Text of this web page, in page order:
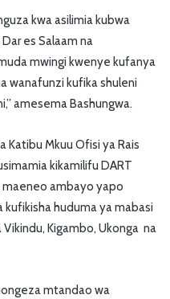
kwa asilimia kubwa
es Salaam na
mwingi kwenye kufanya
wanafunzi kufika shuleni
amesema Bashungwa.
Katibu Mkuu Ofisi ya Rais
kikamilifu DART
maeneo ambayo yapo
huduma ya mabasi
Kigambo, Ukonga na
mtandao wa